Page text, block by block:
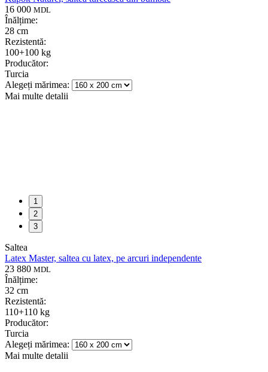
16 000 MDL
Înălțime:
28 cm
Rezistentă:
100+100 kg
Producător:
Turcia
Alegeți mărimea:
Mai multe detalii
1
2
3
Saltea
Latex Master, saltea cu latex, pe arcuri independente
23 880 MDL
Înălțime:
32 cm
Rezistentă:
110+110 kg
Producător:
Turcia
Alegeți mărimea:
Mai multe detalii